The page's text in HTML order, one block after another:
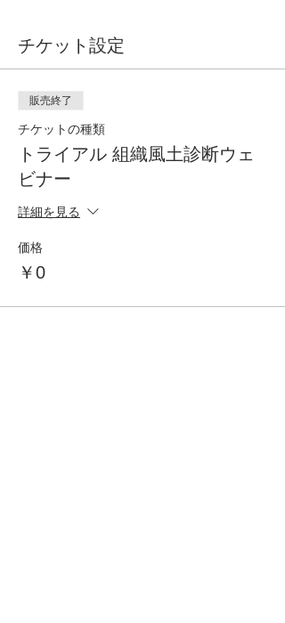
チケット設定
販売終了
チケットの種類
トライアル 組織風土診断ウェ
ビナー
詳細を見る
価格
￥0